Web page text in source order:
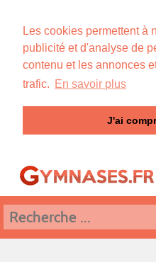
Les cookies permettent à
publicité et d'analyse de
contenu et les annonces
trafic. En savoir plus
J'ai